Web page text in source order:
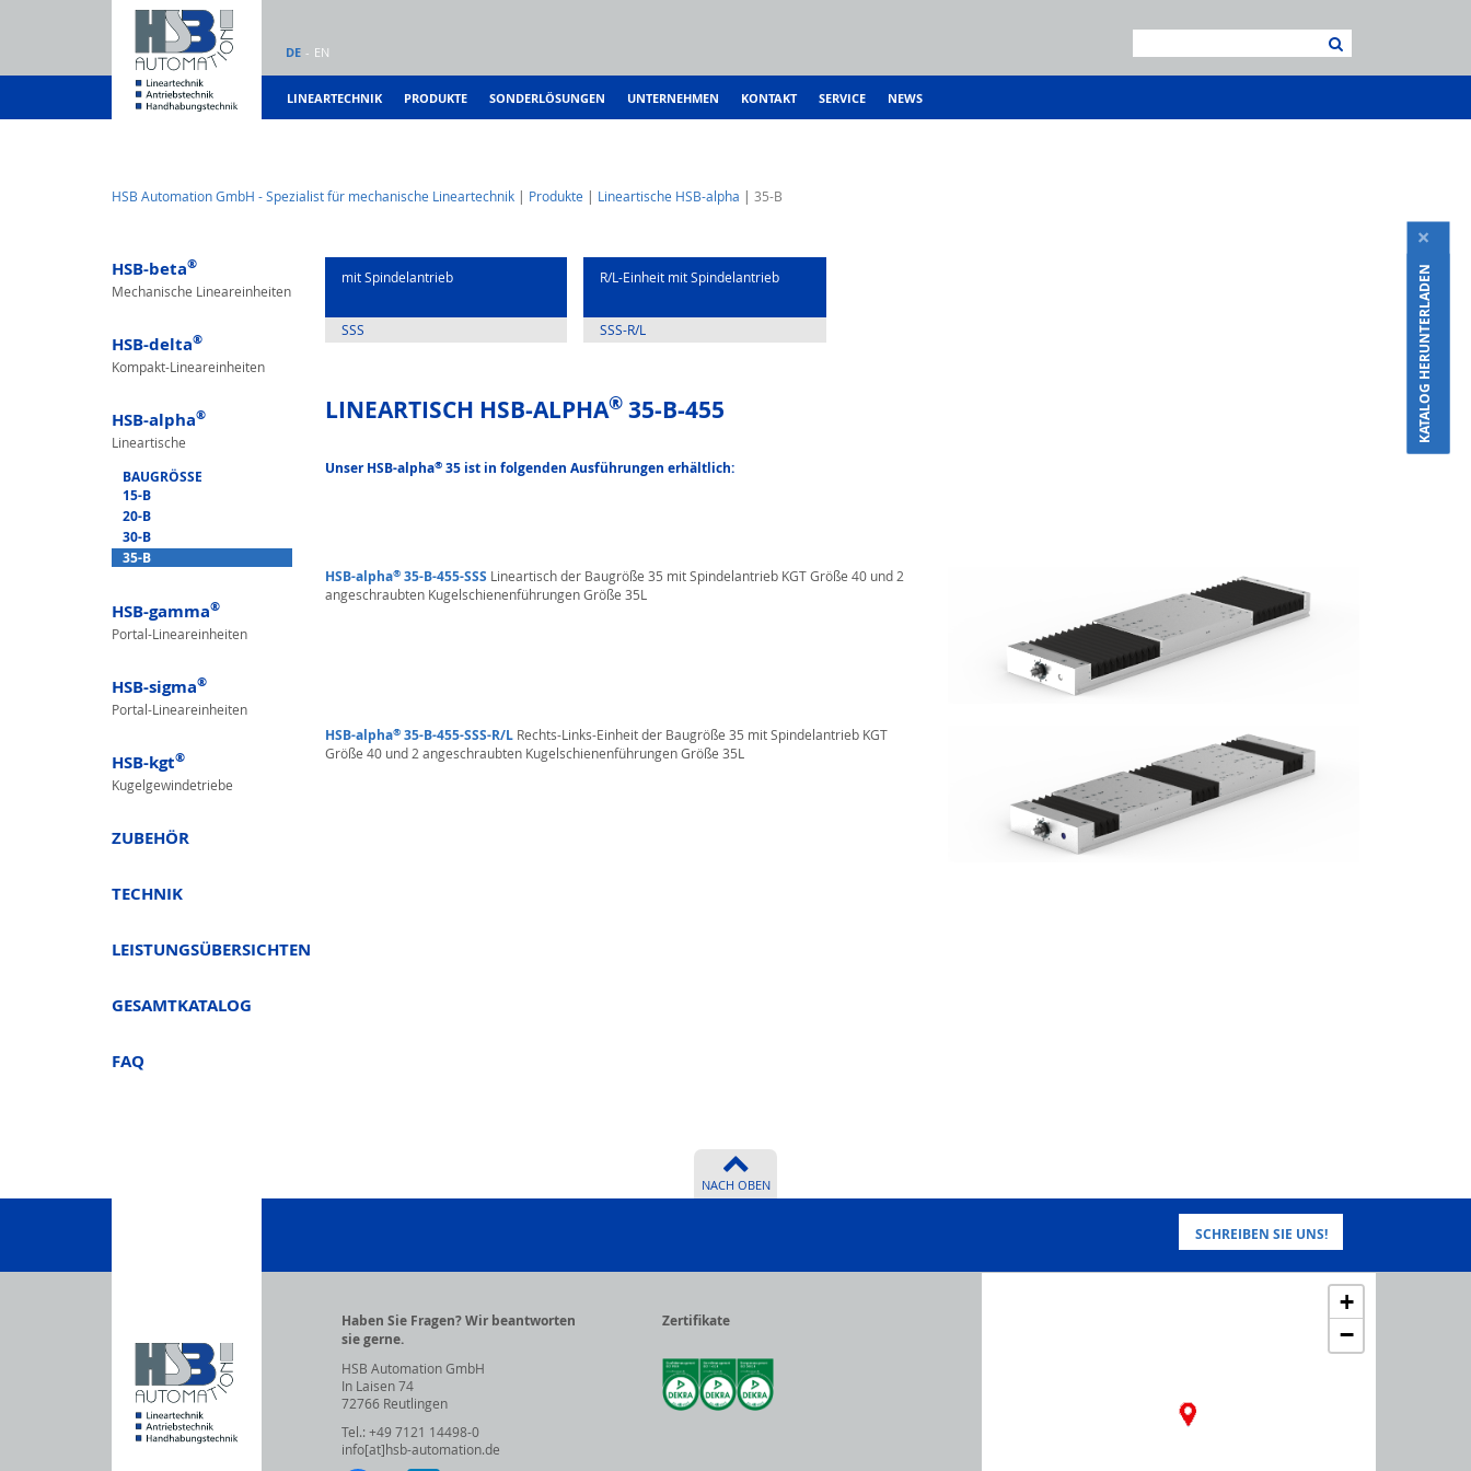
DE EN
LINEARTECHNIK PRODUKTE SONDERLÖSUNGEN UNTERNEHMEN KONTAKT SERVICE NEWS
×
KATALOG HERUNTERLADEN
HSB Automation GmbH - Spezialist für mechanische Lineartechnik Produkte Lineartische HSB-alpha 35-B
HSB-beta®
Mechanische Lineareinheiten
HSB-delta®
Kompakt-Lineareinheiten
HSB-alpha®
Lineartische
BAUGRÖSSE
15-B
20-B
30-B
35-B
HSB-gamma®
Portal-Lineareinheiten
HSB-sigma®
Portal-Lineareinheiten
HSB-kgt®
Kugelgewindetriebe
ZUBEHÖR
TECHNIK
LEISTUNGSÜBERSICHTEN
GESAMTKATALOG
FAQ
mit Spindelantrieb
SSS
R/L-Einheit mit Spindelantrieb
SSS-R/L
LINEARTISCH HSB-ALPHA® 35-B-455
Unser HSB-alpha® 35 ist in folgenden Ausführungen erhältlich:
HSB-alpha® 35-B-455-SSS Lineartisch der Baugröße 35 mit Spindelantrieb KGT Größe 40 und 2
angeschraubten Kugelschienenführungen Größe 35L
HSB-alpha® 35-B-455-SSS-R/L Rechts-Links-Einheit der Baugröße 35 mit Spindelantrieb KGT
Größe 40 und 2 angeschraubten Kugelschienenführungen Größe 35L
NACH OBEN
SCHREIBEN SIE UNS!
Haben Sie Fragen? Wir beantworten
sie gerne.
HSB Automation GmbH
In Laisen 74
72766 Reutlingen
Tel.: +49 7121 14498-0
info[at]hsb-automation.de
Zertifikate
+
−